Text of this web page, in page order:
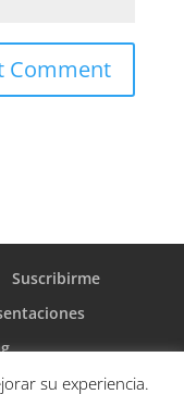
Suscribirme
su experiencia.